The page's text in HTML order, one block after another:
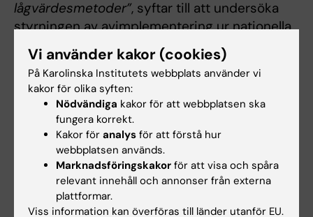
lågvärdesmetoder”, syftar till att undersöka
styrningen av avimplementering ur nationella
och regionala myndigheters perspektiv, samt
ledningen i vårdgivande organisationer. Vi
använder kvalitativa metoder för att
undersöka styrning på olika nivåer. Resultaten
kommer att användas för att utveckla ett
ramverk för avimplementering och föreslå
praktiska strategier för att förbättra
styrningen.
Det andra pågående projektet,
Vi använder kakor (cookies)
På Karolinska Institutets webbplats använder vi
kakor för olika syften:
Nödvändiga kakor för att webbplatsen ska
fungera korrekt.
Kakor för analys för att förstå hur
webbplatsen används.
Marknadsföringskakor för att visa och spåra
relevant innehåll och annonser från externa
plattformar.
Viss information kan överföras till länder utanför EU.